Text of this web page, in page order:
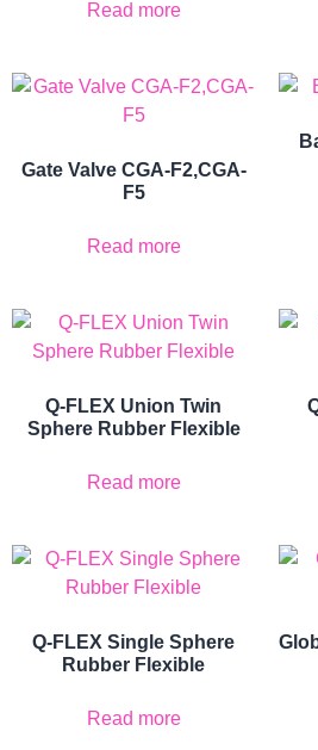
Read more
Gate Valve CGA-F2,CGA-
F5
Read more
Q-FLEX Union Twin
Sphere Rubber Flexible
Read more
Q-FLEX Single Sphere
Rubber Flexible
Read more